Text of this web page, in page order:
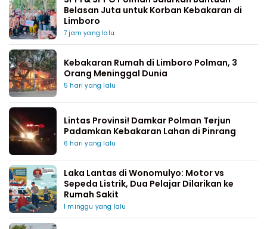
Belasan Juta untuk Korban Kebakaran di
Limboro
7 jam yang lalu
Kebakaran Rumah di Limboro Polman, 3
Orang Meninggal Dunia
5 hari yang lalu
Lintas Provinsi! Damkar Polman Terjun
Padamkan Kebakaran Lahan di Pinrang
6 hari yang lalu
Laka Lantas di Wonomulyo: Motor vs
Sepeda Listrik, Dua Pelajar Dilarikan ke
Rumah Sakit
1 minggu yang lalu